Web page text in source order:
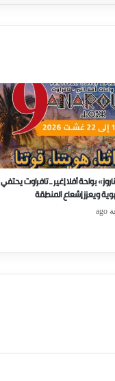
بواحة أفلا إغير ـ تافراوت يحتفي
ويعزز إشعاع المنطقة